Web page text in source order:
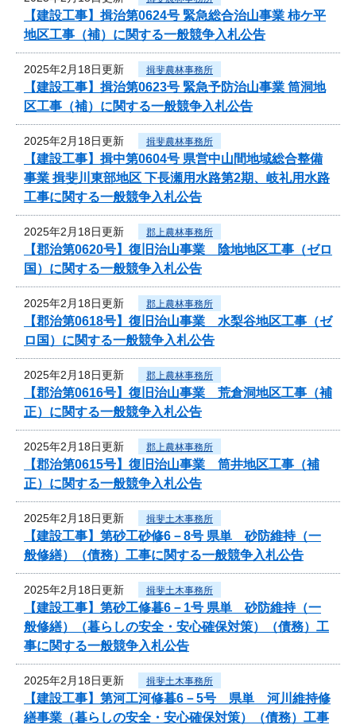
【建設工事】揖治第0624号 緊急総合治山事業 柿ケ平
地区工事（補）に関する一般競争入札公告
2025年2月18日更新 揖斐農林事務所
【建設工事】揖治第0623号 緊急予防治山事業 筒洞地
区工事（補）に関する一般競争入札公告
2025年2月18日更新 揖斐農林事務所
【建設工事】揖中第0604号 県営中山間地域総合整備
事業 揖斐川東部地区 下長瀬用水路第2期、岐礼用水路
工事に関する一般競争入札公告
2025年2月18日更新 郡上農林事務所
【郡治第0620号】復旧治山事業 陰地地区工事（ゼロ
国）に関する一般競争入札公告
2025年2月18日更新 郡上農林事務所
【郡治第0618号】復旧治山事業 水梨谷地区工事（ゼ
ロ国）に関する一般競争入札公告
2025年2月18日更新 郡上農林事務所
【郡治第0616号】復旧治山事業 荒倉洞地区工事（補
正）に関する一般競争入札公告
2025年2月18日更新 郡上農林事務所
【郡治第0615号】復旧治山事業 筒井地区工事（補
正）に関する一般競争入札公告
2025年2月18日更新 揖斐土木事務所
【建設工事】第砂工砂修6－8号 県単 砂防維持（一
般修繕）（債務）工事に関する一般競争入札公告
2025年2月18日更新 揖斐土木事務所
【建設工事】第砂工修暮6－1号 県単 砂防維持（一
般修繕）（暮らしの安全・安心確保対策）（債務）工
事に関する一般競争入札公告
2025年2月18日更新 揖斐土木事務所
【建設工事】第河工河修暮6－5号 県単 河川維持修
繕事業（暮らしの安全・安心確保対策）（債務）工事